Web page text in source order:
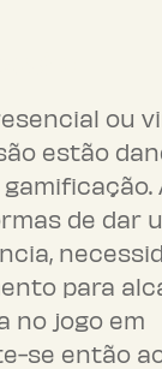
ou
estão
de dar
para
no jogo em
se então